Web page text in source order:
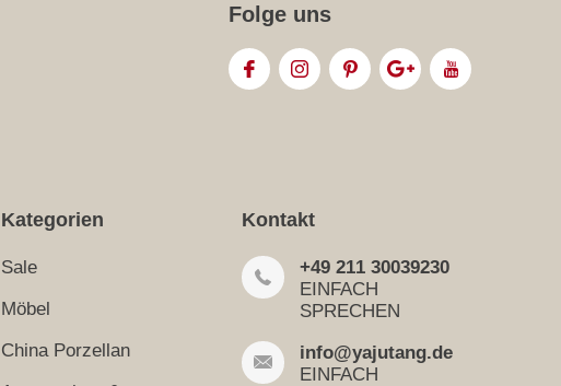
Folge uns
Kategorien
Sale
Möbel
China Porzellan
Kontakt
+49 211 30039230
EINFACH
SPRECHEN
info@yajutang.de
EINFACH